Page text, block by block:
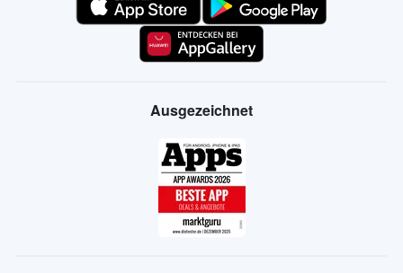
Ausgezeichnet